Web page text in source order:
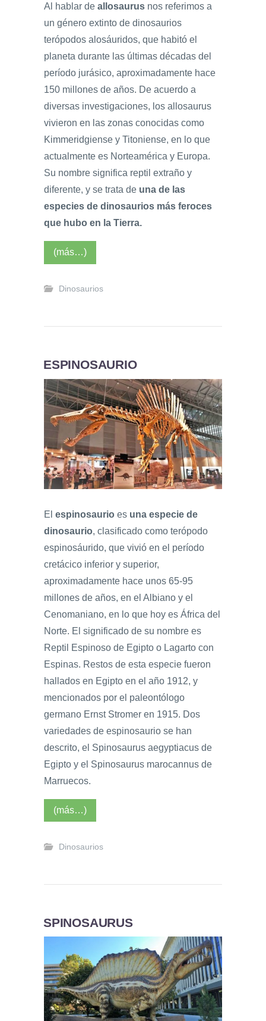
Al hablar de allosaurus nos referimos a
un género extinto de dinosaurios
terópodos alosáuridos, que habitó el
planeta durante las últimas décadas del
período jurásico, aproximadamente hace
150 millones de años. De acuerdo a
diversas investigaciones, los allosaurus
vivieron en las zonas conocidas como
Kimmeridgiense y Titoniense, en lo que
actualmente es Norteamérica y Europa.
Su nombre significa reptil extraño y
diferente, y se trata de una de las
especies de dinosaurios más feroces
que hubo en la Tierra.
(más…)
Dinosaurios
ESPINOSAURIO
El espinosaurio es una especie de
dinosaurio, clasificado como terópodo
espinosáurido, que vivió en el período
cretácico inferior y superior,
aproximadamente hace unos 65-95
millones de años, en el Albiano y el
Cenomaniano, en lo que hoy es África del
Norte. El significado de su nombre es
Reptil Espinoso de Egipto o Lagarto con
Espinas. Restos de esta especie fueron
hallados en Egipto en el año 1912, y
mencionados por el paleontólogo
germano Ernst Stromer en 1915. Dos
variedades de espinosaurio se han
descrito, el Spinosaurus aegyptiacus de
Egipto y el Spinosaurus marocannus de
Marruecos.
(más…)
Dinosaurios
SPINOSAURUS